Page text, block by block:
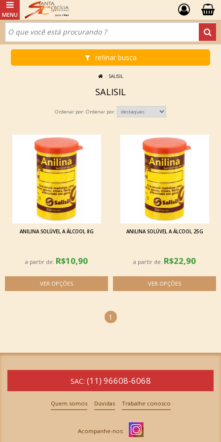
refinar busca
SALISIL
SALISIL
Ordenar por:
ANILINA SOLÚVEL A ÁLCOOL 8G
a partir de: R$10,90
ANILINA SOLÚVEL A ÁLCOOL 25G
a partir de: R$22,90
1
SAC: (11) 96608-6068
Quem somos Dúvidas Trabalhe conosco